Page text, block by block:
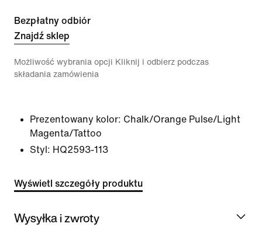
Bezpłatny odbiór
Znajdź sklep
Możliwość wybrania opcji Kliknij i odbierz podczas
składania zamówienia
Prezentowany kolor: Chalk/Orange Pulse/Light
Magenta/Tattoo
Styl: HQ2593-113
Wyświetl szczegóły produktu
Wysyłka i zwroty